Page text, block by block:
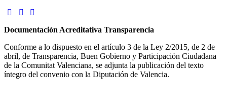
Documentación Acreditativa Transparencia
Conforme a lo dispuesto en el artículo 3 de la Ley 2/2015, de 2 de
abril, de Transparencia, Buen Gobierno y Participación Ciudadana
de la Comunitat Valenciana, se adjunta la publicación del texto
íntegro del convenio con la Diputación de Valencia.